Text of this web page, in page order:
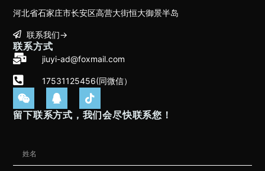
河北省石家庄市长安区高营大街恒大御景半岛
联系我们→
联系方式
jiuyi-ad@foxmail.com
17531125456(同微信）
留下联系方式，我们会尽快联系您！